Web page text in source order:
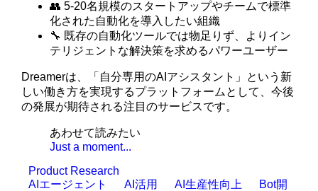
👥 5-20名規模のスタートアップやチームで標準
化された自動化を導入したい組織
🔧 既存の自動化ツールでは物足りず、よりイン
テリジェントな解決策を求めるパワーユーザー
Dreamerは、「自分専用のAIアシスタント」という新
しい働き方を実現するプラットフォームとして、今後
の発展が期待される注目のサービスです。
あわせて読みたい
Just a moment...
Product Research
AIエージェント
AI活用 AI生産性向上
Bot開